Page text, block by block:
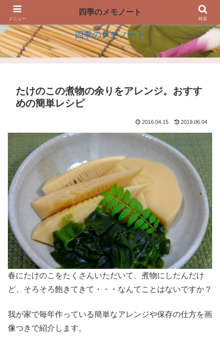
四季の生活を楽しむアイデアのメモノート
四季のメモノート
たけのこの煮物の余りをアレンジ。おすす
めの簡単レシピ
2016.04.15 2019.06.04
春にたけのこをたくさんいただいて、煮物にしたんだけ
ど、そろそろ飽きてきて・・・なんてことはないですか？
我が家で毎年作っている簡単なアレンジや保存の仕方を画
像つきで紹介します。
メニュー
四季のメモノート
検索